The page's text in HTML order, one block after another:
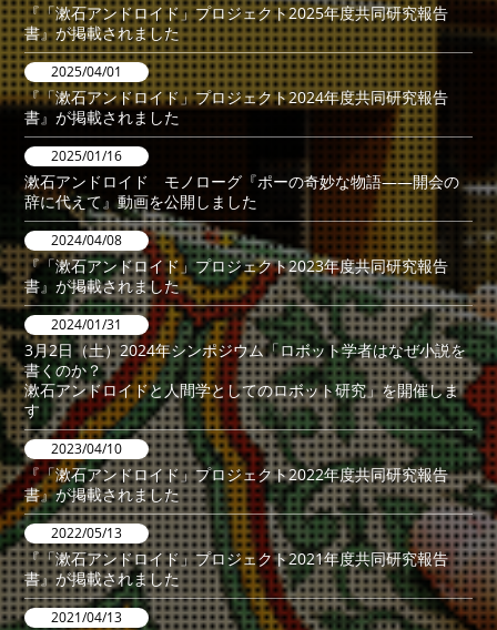
『「漱石アンドロイド」プロジェクト2025年度共同研究報告
書』が掲載されました
2025/04/01
『「漱石アンドロイド」プロジェクト2024年度共同研究報告
書』が掲載されました
2025/01/16
漱石アンドロイド モノローグ『ポーの奇妙な物語――開会の
辞に代えて』動画を公開しました
2024/04/08
『「漱石アンドロイド」プロジェクト2023年度共同研究報告
書』が掲載されました
2024/01/31
3月2日（土）2024年シンポジウム「ロボット学者はなぜ小説を
書くのか？
漱石アンドロイドと人間学としてのロボット研究」を開催しま
す
2023/04/10
『「漱石アンドロイド」プロジェクト2022年度共同研究報告
書』が掲載されました
2022/05/13
『「漱石アンドロイド」プロジェクト2021年度共同研究報告
書』が掲載されました
2021/04/13